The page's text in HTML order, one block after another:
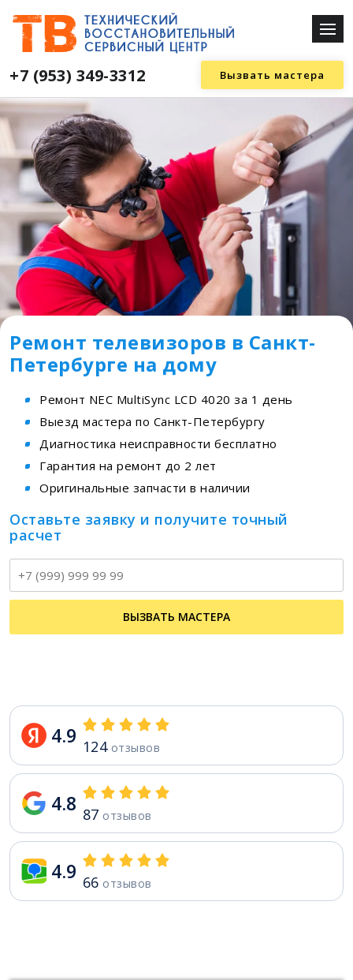
+7 (953) 349-3312 Вызвать мастера
Ремонт телевизоров в Санкт-
Петербурге на дому
Ремонт NEC MultiSync LCD 4020 за 1 день
Выезд мастера по Санкт-Петербургу
Диагностика неисправности бесплатно
Гарантия на ремонт до 2 лет
Оригинальные запчасти в наличии
Оставьте заявку и получите точный
расчет
ВЫЗВАТЬ МАСТЕРА
4.9 124отзывов
4.8 87 отзывов
4.9 66 отзывов